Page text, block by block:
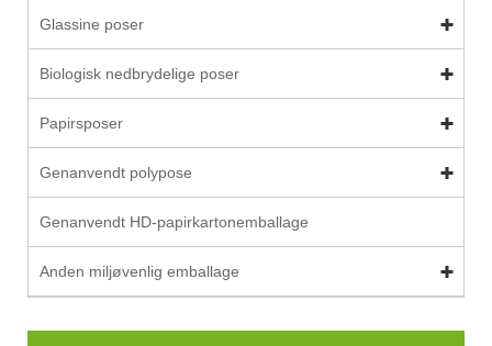
Glassine poser
Biologisk nedbrydelige poser
Papirsposer
Genanvendt polypose
Genanvendt HD-papirkartonemballage
Anden miljøvenlig emballage